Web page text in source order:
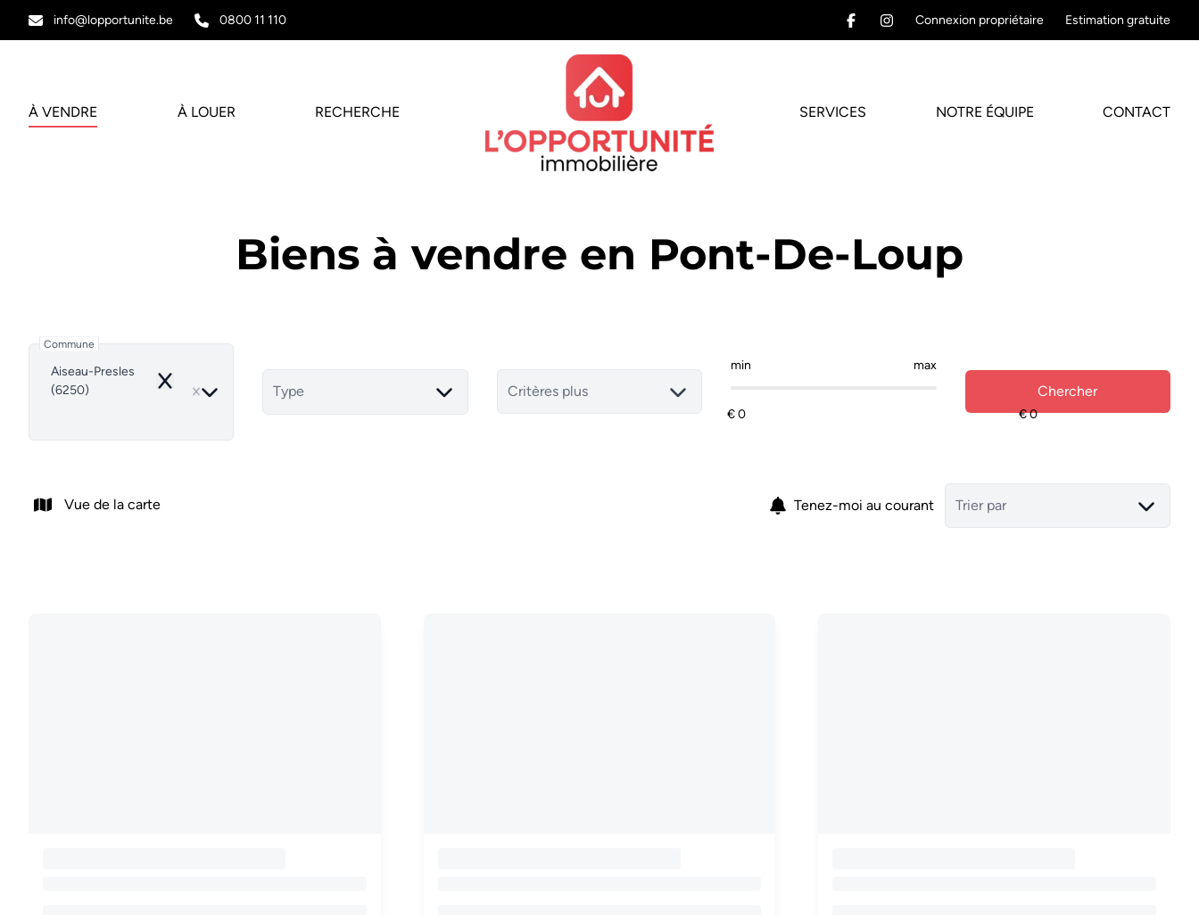
info@lopportunite.be 0800 11 110 Connexion propriétaire Estimation gratuite
À VENDRE À LOUER RECHERCHE SERVICES NOTRE ÉQUIPE CONTACT
Biens à vendre en Pont-De-Loup
Commune
Aiseau-Presles
(6250)
Remove Type Critères plus
min max
Chercher
Vue de la carte Tenez-moi au courant Trier par